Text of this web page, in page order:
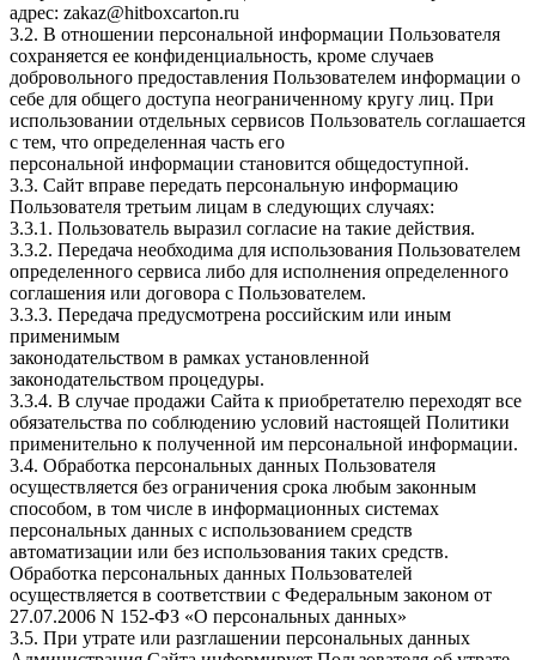
адрес: zakaz@hitboxcarton.ru
3.2. В отношении персональной информации Пользователя
сохраняется ее конфиденциальность, кроме случаев
добровольного предоставления Пользователем информации о
себе для общего доступа неограниченному кругу лиц. При
использовании отдельных сервисов Пользователь соглашается
с тем, что определенная часть его
персональной информации становится общедоступной.
3.3. Сайт вправе передать персональную информацию
Пользователя третьим лицам в следующих случаях:
3.3.1. Пользователь выразил согласие на такие действия.
3.3.2. Передача необходима для использования Пользователем
определенного сервиса либо для исполнения определенного
соглашения или договора с Пользователем.
3.3.3. Передача предусмотрена российским или иным
применимым
законодательством в рамках установленной
законодательством процедуры.
3.3.4. В случае продажи Сайта к приобретателю переходят все
обязательства по соблюдению условий настоящей Политики
применительно к полученной им персональной информации.
3.4. Обработка персональных данных Пользователя
осуществляется без ограничения срока любым законным
способом, в том числе в информационных системах
персональных данных с использованием средств
автоматизации или без использования таких средств.
Обработка персональных данных Пользователей
осуществляется в соответствии с Федеральным законом от
27.07.2006 N 152-ФЗ «О персональных данных»
3.5. При утрате или разглашении персональных данных